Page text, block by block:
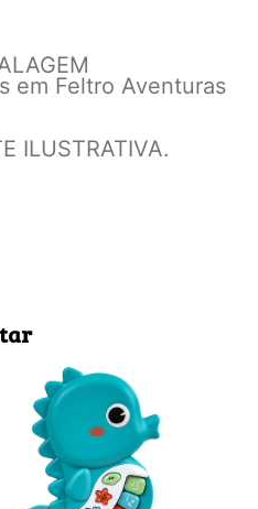
em Feltro Aventuras
ILUSTRATIVA.